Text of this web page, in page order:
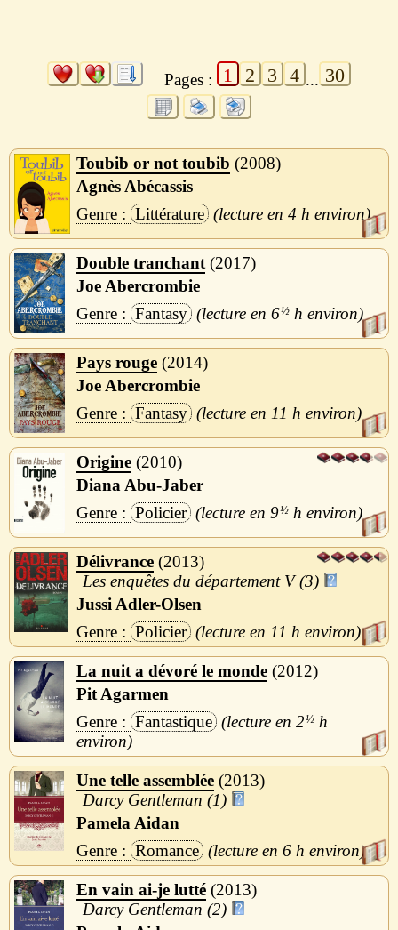
Pages : 1 2 3 4 ... 30
Toubib or not toubib
2008
Agnès Abécassis
Littérature
4 h
Double tranchant 2017
Joe Abercrombie
Fantasy
6½ h
Pays rouge 2014
Joe Abercrombie
Fantasy
11 h
Origine 2010
Diana Abu-Jaber
Policier
9½ h
Délivrance 2013
Les enquêtes du département V (3)
Jussi Adler-Olsen
Policier
11 h
La nuit a dévoré le monde 2012
Pit Agarmen
Fantastique
2½ h
Une telle assemblée 2013
Darcy Gentleman (1)
Pamela Aidan
Romance
6 h
En vain ai-je lutté 2013
Darcy Gentleman (2)